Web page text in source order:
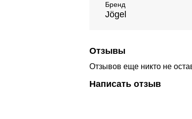
Бренд
Jögel
Отзывы
Отзывов еще никто не
Написать отзыв